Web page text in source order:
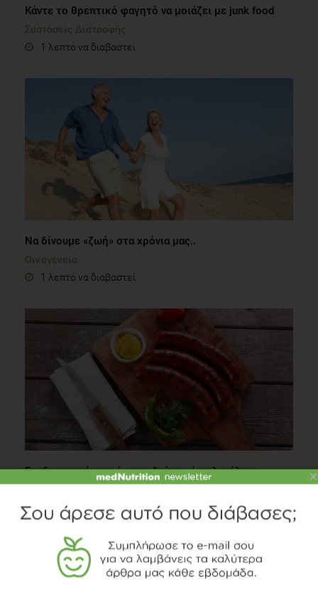
Κάντε το θρεπτικό φαγητό να μοιάζει με junk food
Συστάσεις Διατροφής
1 λεπτό να διαβαστεί
Να δίνουμε «ζωή» στα χρόνια μας..
Οικογένεια
1 λεπτό να διαβαστεί
Επεξεργασμένα τρόφιμα: Ανάγκη ή πολυτέλεια;
3 λεπτά να διαβαστεί
×